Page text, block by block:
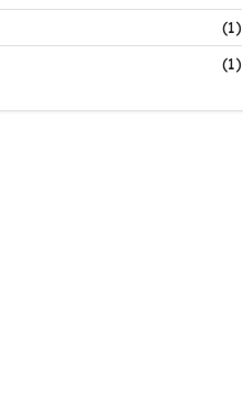
(1)
(1)